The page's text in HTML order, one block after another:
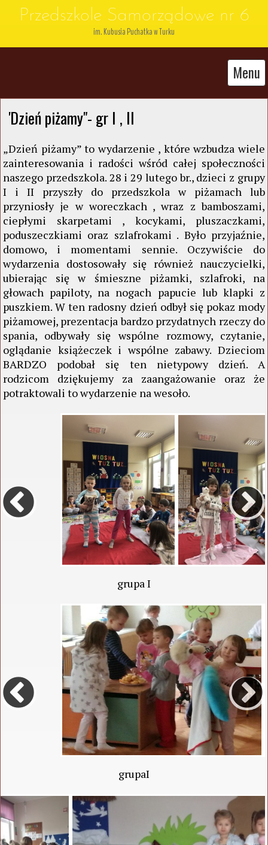
Przedszkole Samorządowe nr 6
im. Kubusia Puchatka w Turku
Menu
'Dzień piżamy"- gr I , II
„Dzień piżamy” to wydarzenie , które wzbudza wiele
zainteresowania i radości wśród całej społeczności
naszego przedszkola. 28 i 29 lutego br., dzieci z grupy
I i II przyszły do przedszkola w piżamach lub
przyniosły je w woreczkach , wraz z bamboszami,
ciepłymi skarpetami , kocykami, pluszaczkami,
poduszeczkiami oraz szlafrokami . Było przyjaźnie,
domowo, i momentami sennie. Oczywiście do
wydarzenia dostosowały się również nauczycielki,
ubierając się w śmieszne piżamki, szlafroki, na
głowach papiloty, na nogach papucie lub klapki z
puszkiem. W ten radosny dzień odbył się pokaz mody
piżamowej, prezentacja bardzo przydatnych rzeczy do
spania, odbywały się wspólne rozmowy, czytanie,
oglądanie książeczek i wspólne zabawy. Dzieciom
BARDZO podobał się ten nietypowy dzień. A
rodzicom dziękujemy za zaangażowanie oraz że
potraktowali to wydarzenie na wesoło.
grupa I
grupaI